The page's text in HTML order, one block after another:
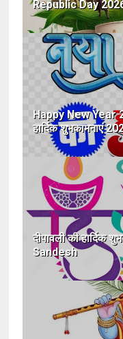
Republic Day
Happy New Year
हार्दिक शुभकामनाएं
दीपावली की हार्दिक
Sandesh